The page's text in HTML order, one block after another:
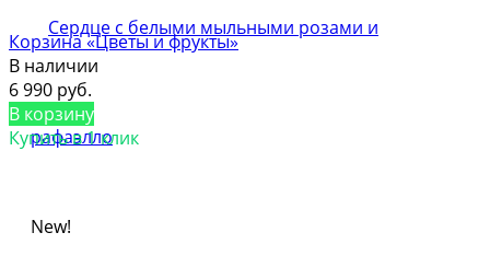
Корзина «Цветы и фрукты»
В наличии
6 990 руб.
В корзину
Купить в 1 клик
New!